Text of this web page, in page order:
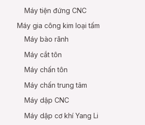
Máy tiện đứng CNC
Máy gia công kim loại tấm
Máy bào rãnh
Máy cắt tôn
Máy chấn tôn
Máy chấn trung tâm
Máy dập CNC
Máy dập cơ khí Yang Li